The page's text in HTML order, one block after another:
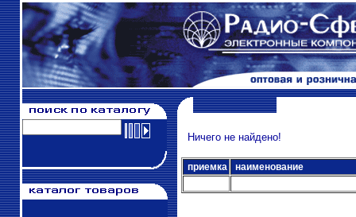
Ничего не найдено!
приемка наименование